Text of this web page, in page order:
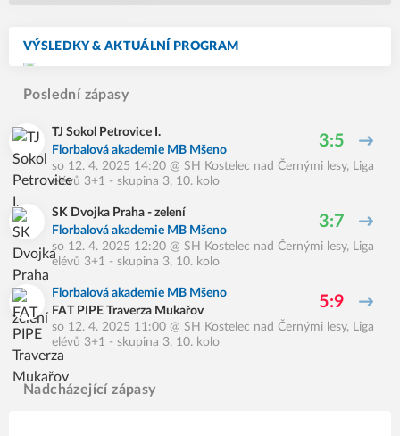
VÝSLEDKY & AKTUÁLNÍ PROGRAM
Poslední zápasy
TJ Sokol Petrovice I.
Florbalová akademie MB Mšeno
3:5
so 12. 4. 2025 14:20 @ SH Kostelec nad Černými lesy, Liga
elévů 3+1 - skupina 3, 10. kolo
SK Dvojka Praha - zelení
Florbalová akademie MB Mšeno
3:7
so 12. 4. 2025 12:20 @ SH Kostelec nad Černými lesy, Liga
elévů 3+1 - skupina 3, 10. kolo
Florbalová akademie MB Mšeno
FAT PIPE Traverza Mukařov
5:9
so 12. 4. 2025 11:00 @ SH Kostelec nad Černými lesy, Liga
elévů 3+1 - skupina 3, 10. kolo
Nadcházející zápasy